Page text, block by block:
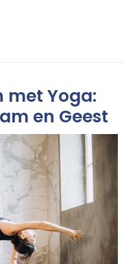
met Yoga:
en Geest